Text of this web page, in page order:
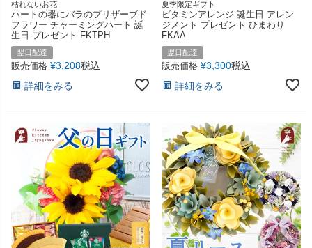
枯れないお花
ハートの器にバラのプリザーブド
フラワー チャーミングハート 誕
生日 プレゼント FKTPH
翌日配達
販売価格 ¥3,208税込
詳細をみる
夏季限定ギフト
ビタミンアレンジ 誕生日 アレン
ジメント プレゼント ひまわり
FKAA
翌日配達
販売価格 ¥3,300税込
詳細をみる